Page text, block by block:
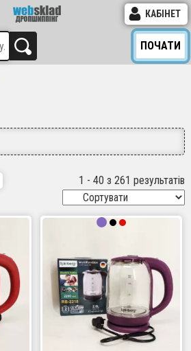
КАБІНЕТ
ПОЧАТИ
1 - 40 з 261 результатів